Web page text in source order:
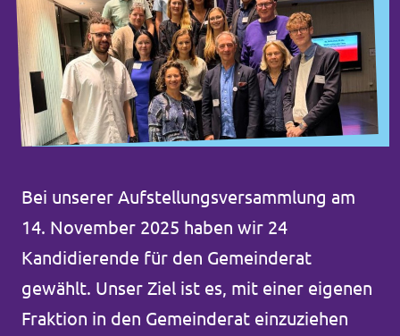
Bei unserer Aufstellungsversammlung am
14. November 2025 haben wir 24
Kandidierende für den Gemeinderat
gewählt. Unser Ziel ist es, mit einer eigenen
Fraktion in den Gemeinderat einzuziehen